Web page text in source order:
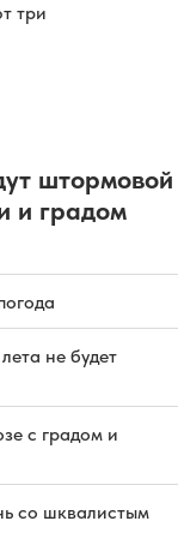
три
штормовой
и градом
не будет
с градом и
со шквалистым